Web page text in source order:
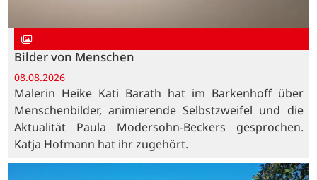
Bilder von Menschen
08.08.2026
Malerin Heike Kati Barath hat im Barkenhoff über
Menschenbilder, animierende Selbstzweifel und die
Aktualität Paula Modersohn-Beckers gesprochen.
Katja Hofmann hat ihr zugehört.